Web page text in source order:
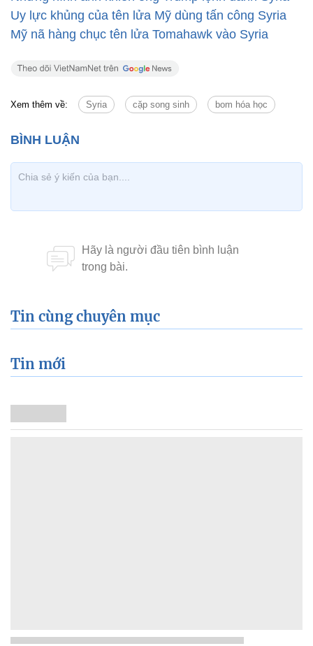
Uy lực khủng của tên lửa Mỹ dùng tấn công Syria
Mỹ nã hàng chục tên lửa Tomahawk vào Syria
Xem thêm về: Syria cặp song sinh bom hóa học
Tin cùng chuyên mục
Tin mới